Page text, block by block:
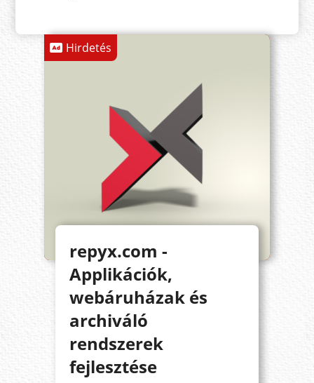
Hirdetés
repyx.com -
Applikációk,
webáruházak és
archiváló
rendszerek
fejlesztése